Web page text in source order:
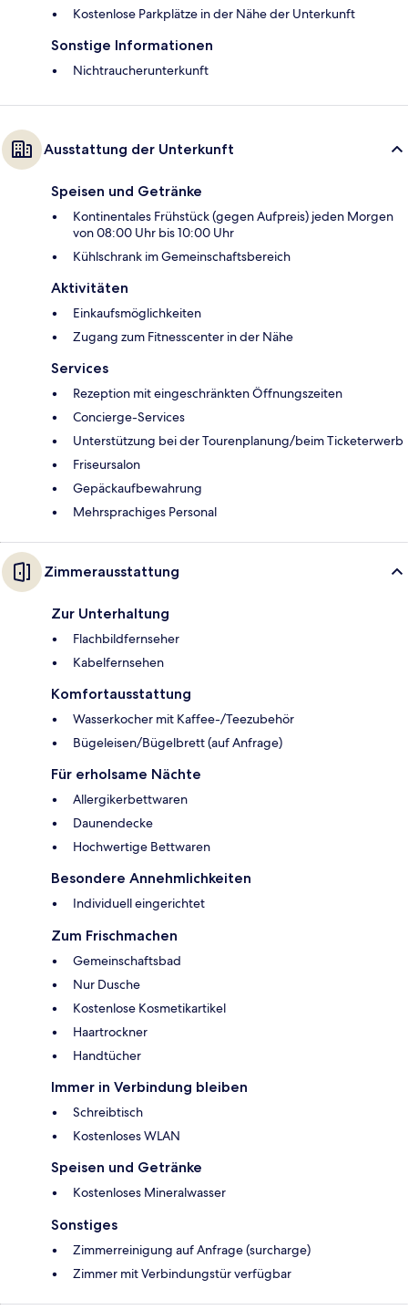
Kostenlose Parkplätze in der Nähe der Unterkunft
Sonstige Informationen
Nichtraucherunterkunft
Ausstattung der Unterkunft
Speisen und Getränke
Kontinentales Frühstück (gegen Aufpreis) jeden Morgen
von 08:00 Uhr bis 10:00 Uhr
Kühlschrank im Gemeinschaftsbereich
Aktivitäten
Einkaufsmöglichkeiten
Zugang zum Fitnesscenter in der Nähe
Services
Rezeption mit eingeschränkten Öffnungszeiten
Concierge-Services
Unterstützung bei der Tourenplanung/beim Ticketerwerb
Friseursalon
Gepäckaufbewahrung
Mehrsprachiges Personal
Zimmerausstattung
Zur Unterhaltung
Flachbildfernseher
Kabelfernsehen
Komfortausstattung
Wasserkocher mit Kaffee-/Teezubehör
Bügeleisen/Bügelbrett (auf Anfrage)
Für erholsame Nächte
Allergikerbettwaren
Daunendecke
Hochwertige Bettwaren
Besondere Annehmlichkeiten
Individuell eingerichtet
Zum Frischmachen
Gemeinschaftsbad
Nur Dusche
Kostenlose Kosmetikartikel
Haartrockner
Handtücher
Immer in Verbindung bleiben
Schreibtisch
Kostenloses WLAN
Speisen und Getränke
Kostenloses Mineralwasser
Sonstiges
Zimmerreinigung auf Anfrage (surcharge)
Zimmer mit Verbindungstür verfügbar